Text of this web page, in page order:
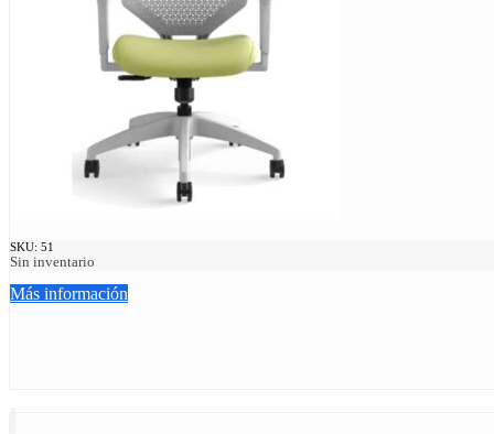
SKU: 51
Sin inventario
Más información